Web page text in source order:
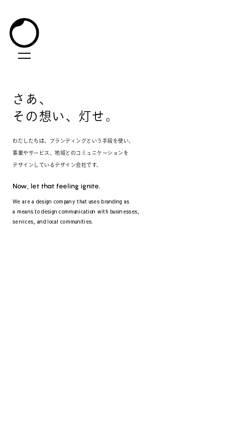
さ あ 、
そ の 想 い 、灯せ 。
わ た し た ち は、 ブラ ン デ ィ ン グ と い う 手段 を使 い、
事業やサー ビ ス 、 地域 と のコ ミ ュ ニ ケ ー シ ョ ン を
デザイ ン し て い る デザイ ン会社です。
Now, let that feeling ignite.
We are a design company that uses branding as
a means to design communication with businesses,
services, and local communities.